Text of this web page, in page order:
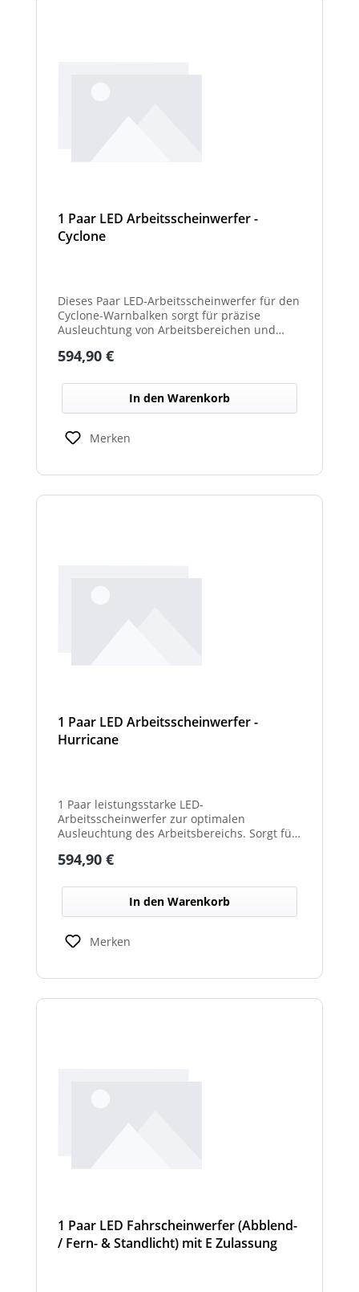
1 Paar LED Arbeitsscheinwerfer -
Cyclone
Dieses Paar LED-Arbeitsscheinwerfer für den
Cyclone-Warnbalken sorgt für präzise
Ausleuchtung von Arbeitsbereichen und
schlechten Lichtverhältnissen.
Regulärer Preis:
594,90 €
In den Warenkorb
Merken
1 Paar LED Arbeitsscheinwerfer -
Hurricane
1 Paar leistungsstarke LED-
Arbeitsscheinwerfer zur optimalen
Ausleuchtung des Arbeitsbereichs. Sorgt für
Sicht bei Dunkelheit oder schlechten
Einsatz an Arbeits-, Kommunal- und
Sonderfahrzeugen. Balkenbreiten mit
Scheinwerfermodulen können geringfügig
von den angegebenen Standardbreiten
abweichen. Modelle mit nur 2
auch ein weißes Mittelteil (beleuchtet oder
Regulärer Preis:
594,90 €
In den Warenkorb
Merken
1 Paar LED Fahrscheinwerfer (Abblend-
/ Fern- & Standlicht) mit E Zulassung